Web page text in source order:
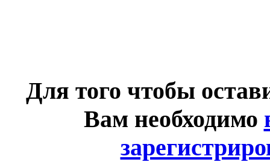
Для того чтобы
Вам необходимо